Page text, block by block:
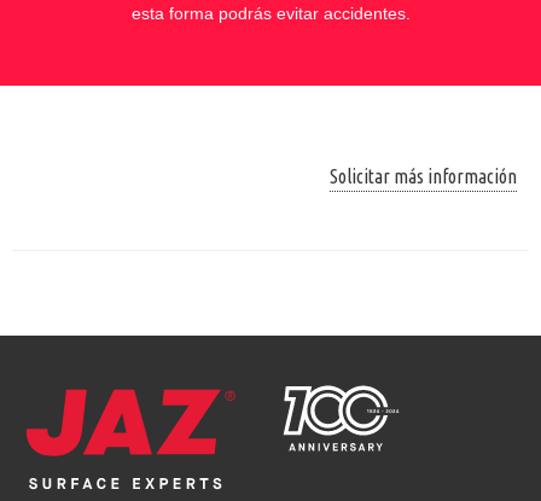
esta forma podrás evitar accidentes.
Solicitar más información